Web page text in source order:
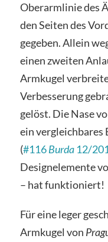
Oberarmlinie des
den Seiten des
gegeben. Allein
einen zweiten
Armkugel
Verbesserung
gelöst. Die Nase
ein vergleichbares
(#116Burda12/
Designelemente
– hat funktioniert!
Für eine leger
Armkugel von